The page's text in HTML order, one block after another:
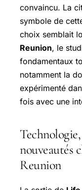
convaincu. La
symbole de
choix semblait
Reunion, le
fondamentaux
notamment la
expérimenté
fois avec une
nouveautés
Reunion